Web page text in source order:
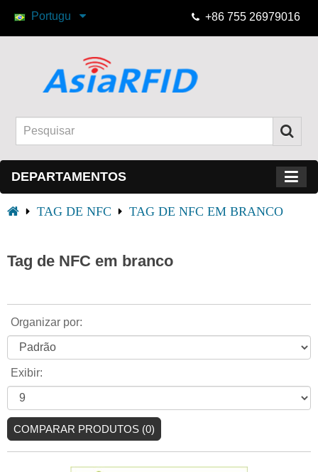
Portugu +86 755 26979016
DEPARTAMENTOS
TAG DE NFC TAG DE NFC EM BRANCO
Tag de NFC em branco
Organizar por:
Exibir:
COMPARAR PRODUTOS (0)